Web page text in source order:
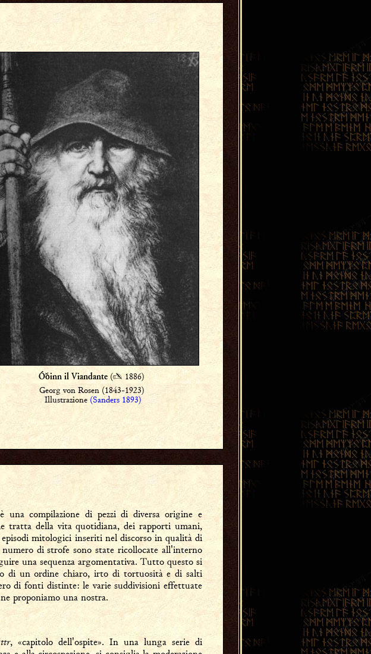
Óðinn il Viandante (✍ 1886)
Georg von Rosen (1843-1923)
Illustrazione (Sanders 1893)
una compilazione di pezzi di diversa origine e
tratta della vita quotidiana, dei rapporti umani,
mitologici inseriti nel discorso in qualità di
di strofe sono state ricollocate all'interno
una sequenza argomentativa. Tutto questo si
di un ordine chiaro, irto di tortuosità e di salti
di fonti distinte: le varie suddivisioni effettuate
proponiamo una nostra.
, «capitolo dell'ospite». In una lunga serie di